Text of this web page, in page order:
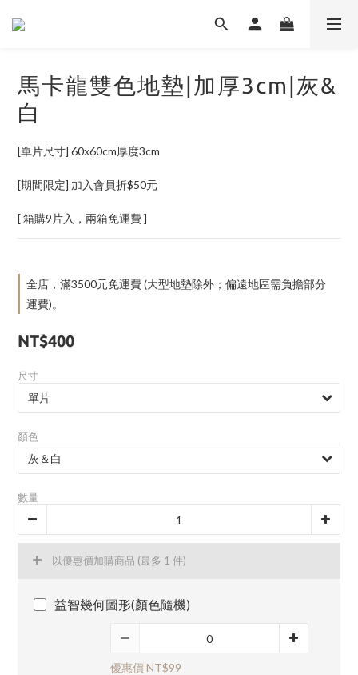
馬卡龍雙色地墊|加厚3cm|灰&
白
[單片尺寸] 60x60cm厚度3cm
[期間限定] 加入會員折$50元
[ 箱購9片入，兩箱免運費 ]
全店，滿3500元免運費 (大型地墊除外；偏遠地區需負擔部分
運費)。
NT$400
尺寸
顏色
數量
以優惠價加購商品 (最多 1 件)
益智幾何圖形(顏色隨機)
優惠價 NT$99